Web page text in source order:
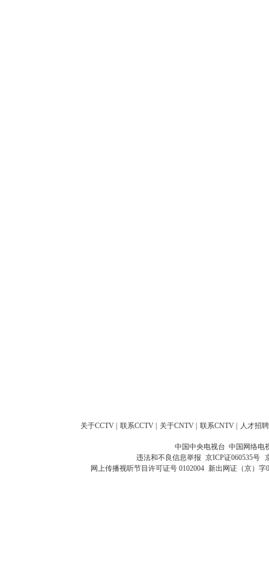
关于CCTV 联系CCTV 关于CNTV 联系CNTV 人才招聘
中国中央电视台 中国网络电
违法和不良信息举报 京ICP证060535号
网上传播视听节目许可证号 0102004 新出网证（京）